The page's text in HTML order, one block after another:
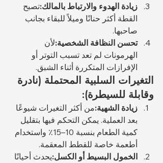
زيادة الهدوء والارتباط بالمالك:تصبح
القطة أكثر حنانًا وميلاً للبقاء بجانب
صاحبها.
تحسن النظافة الشخصية:لأن
الهرمونات لم تعد تسبب التوتر أو
الإفرازات المتكررة أثناء الشبق.
التغيرات السلبية المحتملة (نادرة
وقابلة للسيطرة):
زيادة الشهية:من أكثر التغيرات شيوعًا
بعد العملية. يمكن التحكم فيها بتقليل
كمية الطعام بنسبة 10–15٪ واستخدام
أطعمة خاصة للقطط المعقمة.
الخمول البسيط أو الكسل:يحدث أحيانًا